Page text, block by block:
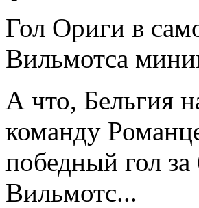
Гол Ориги в
Вильмотса
А что, Бельгия
команду
победный гол
Вильмотс...